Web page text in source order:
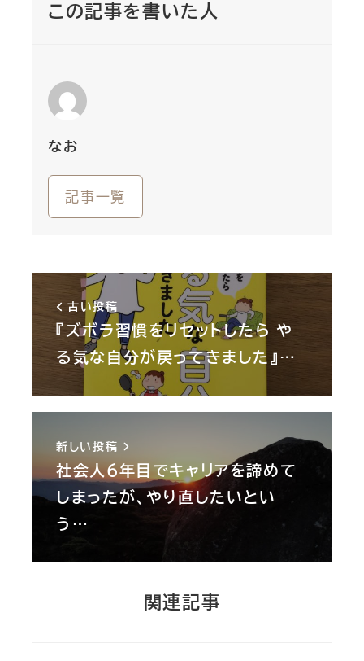
この記事を書いた人
なお
記事一覧
古い投稿
『ズボラ習慣をリセットしたら や
る気な自分が戻ってきました』…
新しい投稿
社会人６年目でキャリアを諦めて
しまったが、やり直したいとい
う…
関連記事